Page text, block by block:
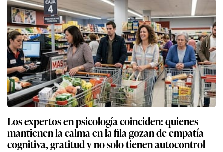
Los expertos en psicología coinciden: quienes
mantienen la calma en la fila gozan de empatía
cognitiva, gratitud y no solo tienen autocontrol